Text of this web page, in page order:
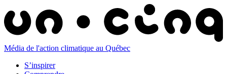
Média de l'action climatique au Québec
S’inspirer